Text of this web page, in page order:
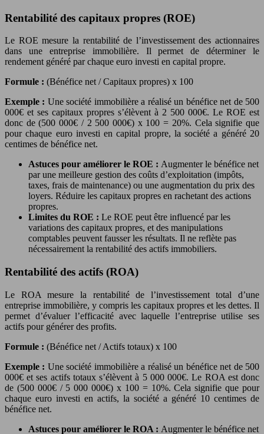
Rentabilité des capitaux propres (ROE)
Le ROE mesure la rentabilité de l’investissement des actionnaires
dans une entreprise immobilière. Il permet de déterminer le
rendement généré par chaque euro investi en capital propre.
Formule : (Bénéfice net / Capitaux propres) x 100
Exemple : Une société immobilière a réalisé un bénéfice net de 500
000€ et ses capitaux propres s’élèvent à 2 500 000€. Le ROE est
donc de (500 000€ / 2 500 000€) x 100 = 20%. Cela signifie que
pour chaque euro investi en capital propre, la société a généré 20
centimes de bénéfice net.
Astuces pour améliorer le ROE : Augmenter le bénéfice net
par une meilleure gestion des coûts d’exploitation (impôts,
taxes, frais de maintenance) ou une augmentation du prix des
loyers. Réduire les capitaux propres en rachetant des actions
propres.
Limites du ROE : Le ROE peut être influencé par les
variations des capitaux propres, et des manipulations
comptables peuvent fausser les résultats. Il ne reflète pas
nécessairement la rentabilité des actifs immobiliers.
Rentabilité des actifs (ROA)
Le ROA mesure la rentabilité de l’investissement total d’une
entreprise immobilière, y compris les capitaux propres et les dettes. Il
permet d’évaluer l’efficacité avec laquelle l’entreprise utilise ses
actifs pour générer des profits.
Formule : (Bénéfice net / Actifs totaux) x 100
Exemple : Une société immobilière a réalisé un bénéfice net de 500
000€ et ses actifs totaux s’élèvent à 5 000 000€. Le ROA est donc
de (500 000€ / 5 000 000€) x 100 = 10%. Cela signifie que pour
chaque euro investi en actifs, la société a généré 10 centimes de
bénéfice net.
Astuces pour améliorer le ROA : Augmenter le bénéfice net